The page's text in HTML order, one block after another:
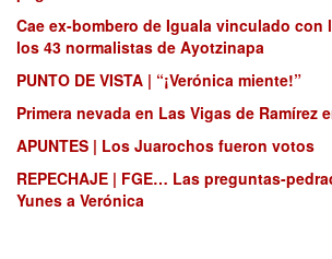
Cae ex-bombero de Iguala vinculado con
los 43 normalistas de Ayotzinapa
PUNTO DE VISTA | “¡Verónica miente!”
Primera nevada en Las Vigas de Ramírez
APUNTES | Los Juarochos fueron votos
REPECHAJE | FGE… Las preguntas-
Yunes a Verónica